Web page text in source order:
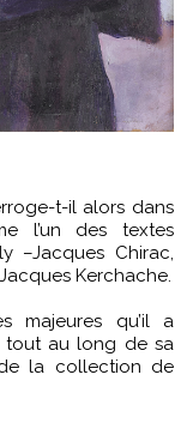
t-il alors dans
l’un des textes
–Jacques Chirac,
Kerchache.
majeures qu’il a
tout au long de sa
de la collection de